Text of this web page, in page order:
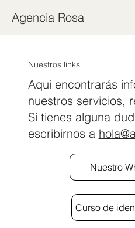
Agencia Rosa
Nuestros links
Aquí encontrarás
nuestros servicios,
Si tienes alguna
escribirnos a
Nuestro
Curso de